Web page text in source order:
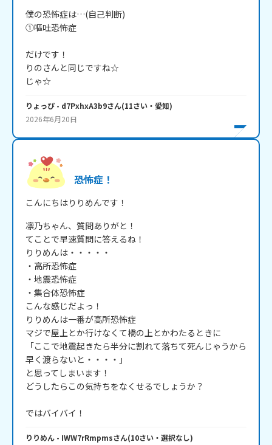
僕の恐怖症は…(自己判断)
①嘔吐恐怖症
だけです！
りのさんと同じですね☆
じゃ☆
りょっぴ - d7PxhxA3b9さん(11さい・ 愛知)
2026年6月20日
恐怖症！
こんにちはりりめんです！
凛乃ちゃん、質問ありがと！
てことで早速質問に答えるね！
りりめんは・・・・・
・高所恐怖症
・地震恐怖症
・集合体恐怖症
こんな感じだよっ！
りりめんは一番が高所恐怖症
マジで屋上とか行けなくて橋の上とかわたるときに
「ここで地震起きたら半分に割れて落ちて死んじゃうから
早く渡らないと・・・・」
と思ってしまいます！
どうしたらこの気持ちをなくせるでしょうか？
ではバイバイ！
りりめん - IWW7rRmpmsさん(10さい・ 選択なし)